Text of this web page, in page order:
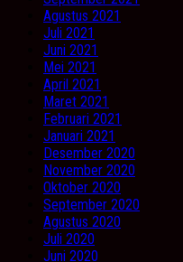
Agustus 2021
Juli 2021
Juni 2021
Mei 2021
April 2021
Maret 2021
Februari 2021
Januari 2021
Desember 2020
November 2020
Oktober 2020
September 2020
Agustus 2020
Juli 2020
Juni 2020